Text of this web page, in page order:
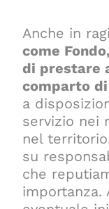
Anche in
come
di prestare
comparto
a
servizio nei
nel
su
che
importanza.